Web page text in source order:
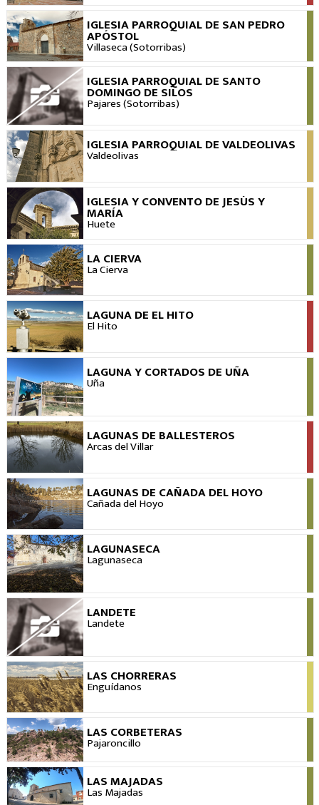
IGLESIA PARROQUIAL DE SAN PEDRO
APÓSTOL
Villaseca (Sotorribas)
VER
IGLESIA PARROQUIAL DE SANTO
DOMINGO DE SILOS
Pajares (Sotorribas)
VER
IGLESIA PARROQUIAL DE VALDEOLIVAS
Valdeolivas VER
IGLESIA Y CONVENTO DE JESÚS Y
MARÍA
Huete
VER
LA CIERVA
La Cierva
LAGUNA DE EL HITO
El Hito VER
LAGUNA Y CORTADOS DE UÑA
Uña VER
LAGUNAS DE BALLESTEROS
Arcas del VillarVER
LAGUNAS DE CAÑADA DEL HOYO
Cañada del Hoyo
VER
LAGUNASECA
Lagunaseca VER
LANDETE
Landete
LAS CHORRERAS
Enguídanos VER
LAS CORBETERAS
Pajaroncillo VER
LAS MAJADAS
Las Majadas VER